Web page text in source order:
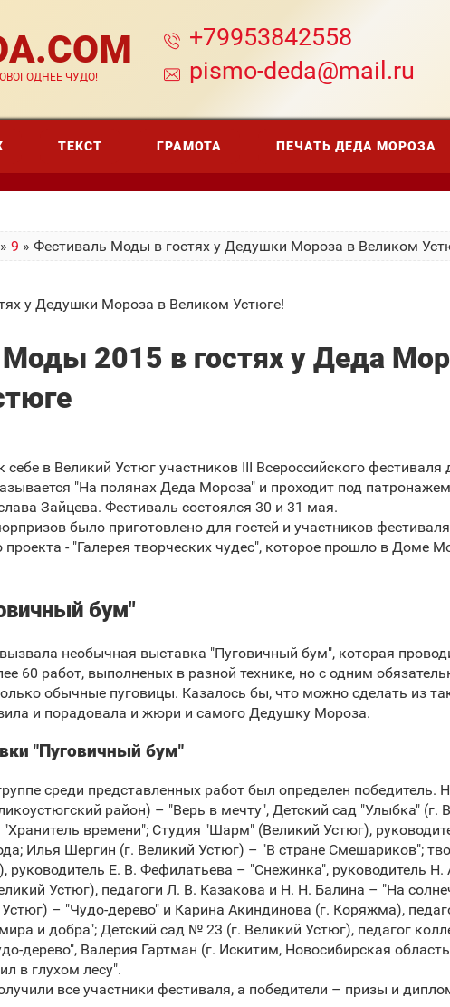
ЧУДО!
+79953842558
pismo-deda@mail.ru
ТЕКСТ ГРАМОТА ПЕЧАТЬ ДЕДА МОРОЗА
» 9 » Фестиваль Моды в гостях у Дедушки Мороза в Великом
у Дедушки Мороза в Великом Устюге!
2015 в гостях у Деда
в Великий Устюг участников III Всероссийского фестиваля
"На полянах Деда Мороза" и проходит под
Зайцева. Фестиваль состоялся 30 и 31 мая.
было приготовлено для гостей и участников
проекта - "Галерея творческих чудес", которое прошло в Доме
бум"
необычная выставка "Пуговичный бум", которая
60 работ, выполненых в разной технике, но с одним
обычные пуговицы. Казалось бы, что можно сделать из
и порадовала и жюри и самого Дедушку Мороза.
"Пуговичный бум"
среди представленных работ был определен победитель.
район) – "Верь в мечту", Детский сад "Улыбка" (г.
времени"; Студия "Шарм" (Великий Устюг),
Илья Шергин (г. Великий Устюг) – "В стране Смешариков";
руководитель Е. В. Фефилатьева – "Снежинка", руководитель
Устюг), педагоги Л. В. Казакова и Н. Н. Балина – "На
– "Чудо-дерево" и Карина Акиндинова (г. Коряжма),
и добра"; Детский сад № 23 (г. Великий Устюг), педагог
дерево", Валерия Гартман (г. Искитим, Новосибирская
в глухом лесу".
все участники фестиваля, а победители – призы и